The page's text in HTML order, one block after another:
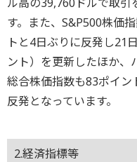
す。また、S&P500株価
トと4日ぶりに反発し21
ント）を更新したほか、
総合株価指数も83ポイ
反発となっています。
2.経済指標等